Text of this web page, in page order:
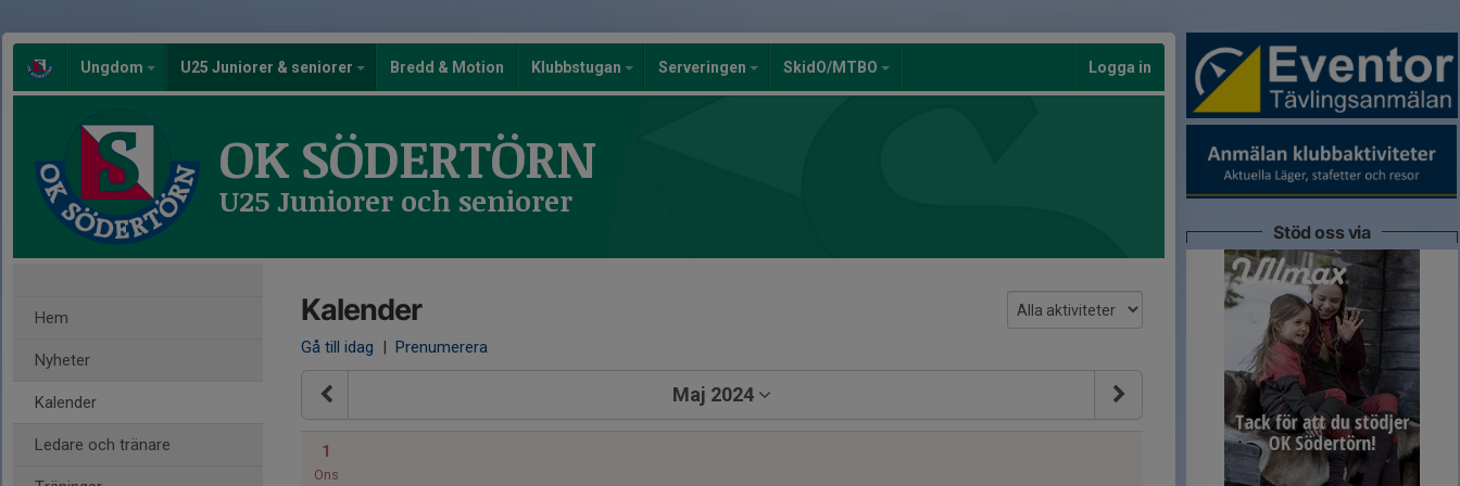
Ungdom U25 Juniorer & seniorer Bredd & Motion Klubbstugan Serveringen SkidO/MTBO Logga in
OK SÖDERTÖRN
U25 Juniorer och seniorer
Hem
Nyheter
Kalender
Ledare och tränare
Kalender
Gå till idag | Prenumerera
Maj 2024
1
Ons
Stöd oss via